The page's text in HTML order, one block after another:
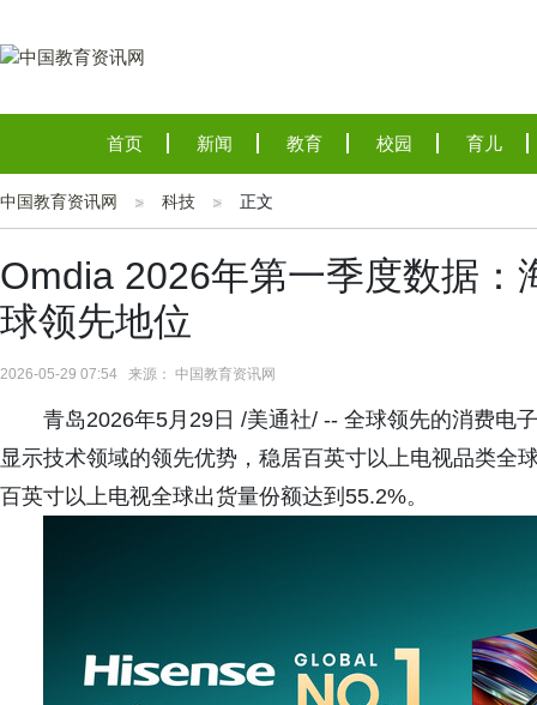
首页 新闻 教育 校园 育儿
中国教育资讯网 科技 正文
Omdia 2026年第一季度数据：
球领先地位
2026-05-29 07:54 来源： 中国教育资讯网
青岛2026年5月29日 /美通社/ -- 全球领先的消费电
显示技术领域的领先优势，稳居百英寸以上电视品类全
百英寸以上电视全球出货量份额达到55.2%。